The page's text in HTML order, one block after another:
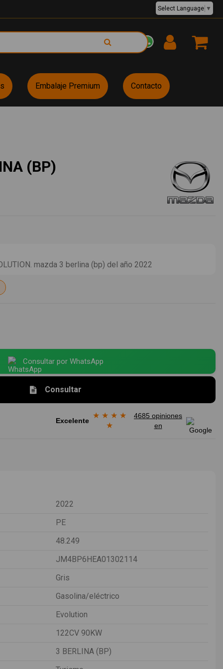
EUR €
Select Language ▼
Embalaje Premium Contacto
(BP)
mazda 3 berlina (bp) del año 2022
Consultar por WhatsApp
Consultar
Excelente
★ ★ ★ ★
★
4685 opiniones
en
2022
PE
48.249
JM4BP6HEA01302114
Gris
Gasolina/eléctrico
Evolution
122CV 90KW
3 BERLINA (BP)